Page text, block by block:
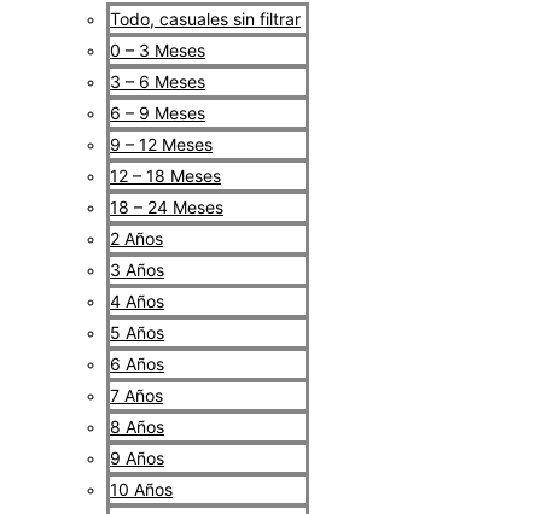
Todo, casuales sin filtrar
0 – 3 Meses
3 – 6 Meses
6 – 9 Meses
9 – 12 Meses
12 – 18 Meses
18 – 24 Meses
2 Años
3 Años
4 Años
5 Años
6 Años
7 Años
8 Años
9 Años
10 Años